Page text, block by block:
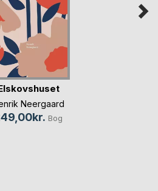
Neergaard
Bog